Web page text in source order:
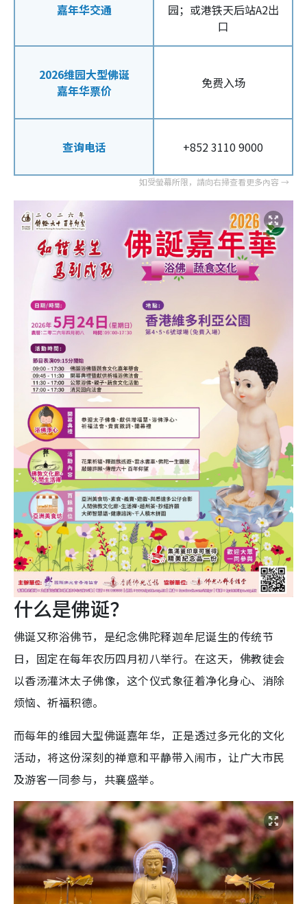
嘉年华交通
园；或港铁天后站A2出
口
2026维园大型佛诞
嘉年华票价
免费入场
查询电话 +852 3110 9000
什么是佛诞？
佛诞又称浴佛节，是纪念佛陀释迦牟尼诞生的传统节
日，固定在每年农历四月初八举行。在这天，佛教徒会
以香汤灌沐太子佛像，这个仪式象征着净化身心、消除
烦恼、祈福积德。
而每年的维园大型佛诞嘉年华，正是透过多元化的文化
活动，将这份深刻的禅意和平静带入闹市，让广大市民
及游客一同参与，共襄盛举。